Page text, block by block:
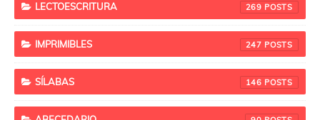
LECTOESCRITURA 269
IMPRIMIBLES 247
SÍLABAS 146